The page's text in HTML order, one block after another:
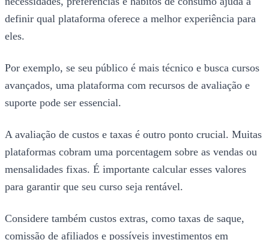
definir qual plataforma oferece a melhor experiência para
eles.
Por exemplo, se seu público é mais técnico e busca cursos
avançados, uma plataforma com recursos de avaliação e
suporte pode ser essencial.
A avaliação de custos e taxas é outro ponto crucial. Muitas
plataformas cobram uma porcentagem sobre as vendas ou
mensalidades fixas. É importante calcular esses valores
para garantir que seu curso seja rentável.
Considere também custos extras, como taxas de saque,
comissão de afiliados e possíveis investimentos em